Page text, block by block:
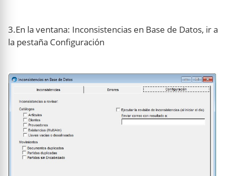
3.En la ventana: Inconsistencias en Base de Datos, ir a
la pestaña Configuración